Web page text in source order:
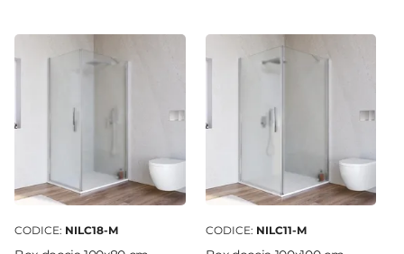
CODICE: NILC18-M CODICE: NILC11-M